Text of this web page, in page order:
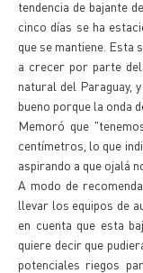
tendencia de bajante
cinco días se ha
que se mantiene. Esta
a crecer por parte
natural del Paraguay,
bueno porque la onda
Memoró que
centímetros, lo que
aspirando a que ojalá
A modo de
llevar los equipos de
en cuenta que esta
quiere decir que
potenciales riegos